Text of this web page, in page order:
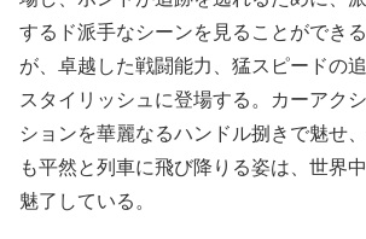
するド派手なシーンを見ることができ
が、卓越した戦闘能力、猛スピードの
スタイリッシュに登場する。カーアク
ションを華麗なるハンドル捌きで魅せ
も平然と列車に飛び降りる姿は、世界
魅了している。